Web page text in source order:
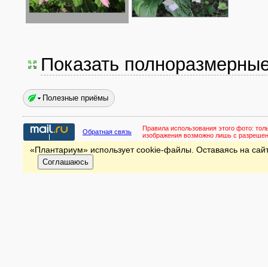
Показать
Полезные приёмы
Обратная связь Правила использования этого фото:
изображения возможно лишь с
«Плантариум» использует cookie-файлы. Оставаясь на
Соглашаюсь